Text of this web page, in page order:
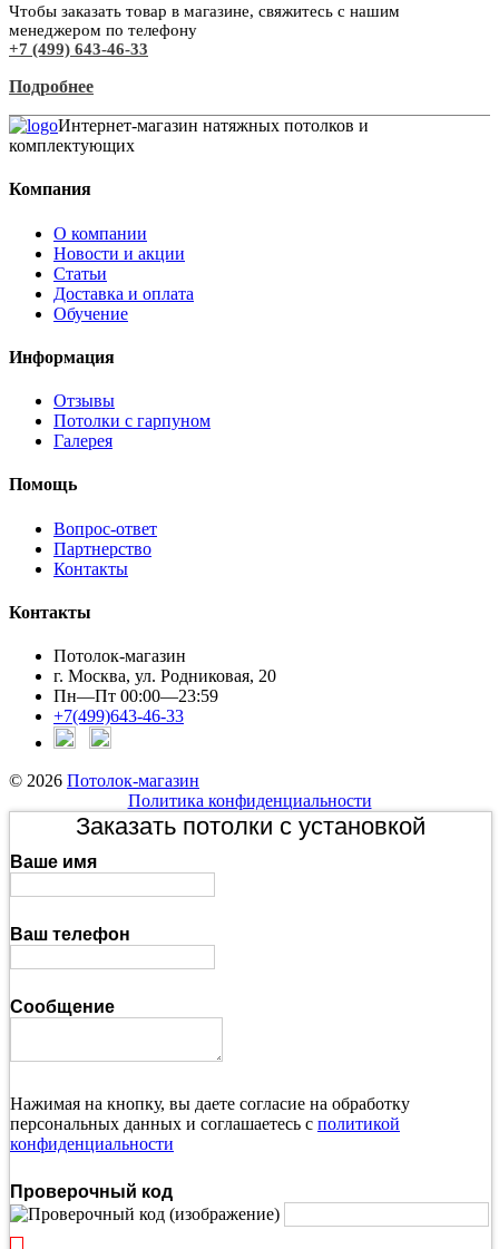
Чтобы заказать товар в магазине, свяжитесь с нашим
менеджером по телефону
+7 (499) 643-46-33
Подробнее
Интернет-магазин натяжных потолков и
комплектующих
Компания
О компании
Новости и акции
Статьи
Доставка и оплата
Обучение
Информация
Отзывы
Потолки с гарпуном
Галерея
Помощь
Вопрос-ответ
Партнерство
Контакты
Контакты
Потолок-магазин
г. Москва, ул. Родниковая, 20
Пн—Пт 00:00—23:59
+7(499)643-46-33
© 2026 Потолок-магазин
Политика конфиденциальности
Заказать потолки с установкой
Ваше имя
Ваш телефон
Сообщение
Нажимая на кнопку, вы даете согласие на обработку
персональных данных и соглашаетесь с политикой
конфиденциальности
Проверочный код